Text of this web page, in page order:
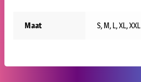
Maat S, M, L, XL, XXL